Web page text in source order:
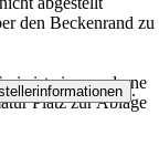
den Beckenrand zu
ist eine moderne
Platz zur Ablage
.